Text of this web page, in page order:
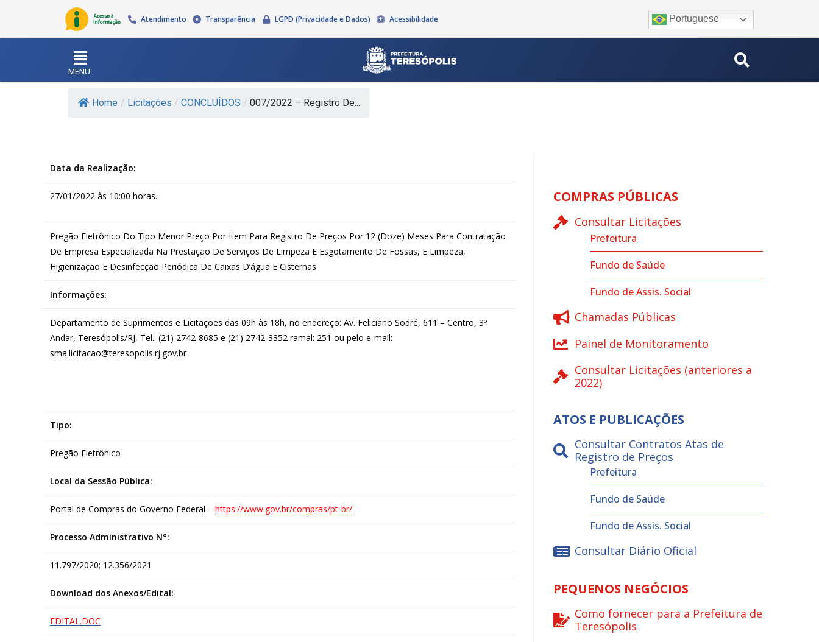
Atendimento Transparência LGPD (Privacidade e Dados) Acessibilidade Portuguese
MENU
Home / Licitações / CONCLUÍDOS / 007/2022 – Registro De...
Data da Realização:
27/01/2022 às 10:00 horas.
Pregão Eletrônico Do Tipo Menor Preço Por Item Para Registro De Preços Por 12 (Doze) Meses Para Contratação
De Empresa Especializada Na Prestação De Serviços De Limpeza E Esgotamento De Fossas, E Limpeza,
Higienização E Desinfecção Periódica De Caixas D’água E Cisternas
Informações:
Departamento de Suprimentos e Licitações das 09h às 18h, no endereço: Av. Feliciano Sodré, 611 – Centro, 3º
Andar, Teresópolis/RJ, Tel.: (21) 2742-8685 e (21) 2742-3352 ramal: 251 ou pelo e-mail:
sma.licitacao@teresopolis.rj.gov.br
Tipo:
Pregão Eletrônico
Local da Sessão Pública:
Portal de Compras do Governo Federal – https://www.gov.br/compras/pt-br/
Processo Administrativo N°:
11.797/2020; 12.356/2021
Download dos Anexos/Edital:
EDITAL.DOC
COMPRAS PÚBLICAS
Consultar Licitações
Prefeitura
Fundo de Saúde
Fundo de Assis. Social
Chamadas Públicas
Painel de Monitoramento
Consultar Licitações (anteriores a
2022)
ATOS E PUBLICAÇÕES
Consultar Contratos Atas de
Registro de Preços
Prefeitura
Fundo de Saúde
Fundo de Assis. Social
Consultar Diário Oficial
PEQUENOS NEGÓCIOS
Como fornecer para a Prefeitura de
Teresópolis